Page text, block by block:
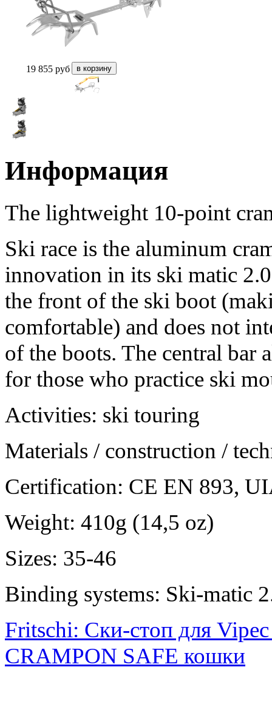
19 855 руб
Информация
The lightweight 10-point
Ski race is the aluminum
innovation in its ski matic
the front of the ski boot
comfortable) and does not
of the boots. The central bar
for those who practice ski
Activities: ski touring
Materials / construction /
Certification: CE EN 893,
Weight: 410g (14,5 oz)
Sizes: 35-46
Binding systems: Ski-matic
Fritschi: Ски-стоп для
CRAMPON SAFE кошки